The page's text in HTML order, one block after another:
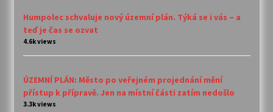
Humpolec schvaluje nový územní plán. Týká se i vás – a
teď je čas se ozvat
4.6k views
ÚZEMNÍ PLÁN: Město po veřejném projednání mění
přístup k přípravě. Jen na místní části zatím nedošlo
3.3k views